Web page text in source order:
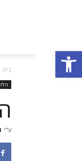
פתח סרגל נגישות
בית
ע"י